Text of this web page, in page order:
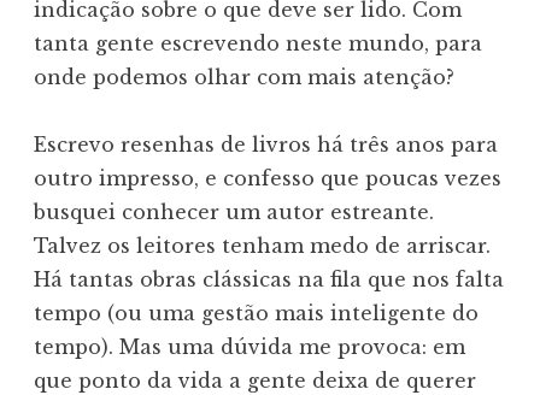
indicação sobre o que deve ser lido. Com
tanta gente escrevendo neste mundo, para
onde podemos olhar com mais atenção?
Escrevo resenhas de livros há três anos para
outro impresso, e confesso que poucas vezes
busquei conhecer um autor estreante.
Talvez os leitores tenham medo de arriscar.
Há tantas obras clássicas na fila que nos falta
tempo (ou uma gestão mais inteligente do
tempo). Mas uma dúvida me provoca: em
que ponto da vida a gente deixa de querer